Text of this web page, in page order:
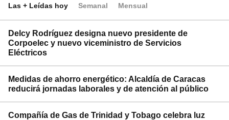
Las + Leídas hoy Semanal Mensual
Delcy Rodríguez designa nuevo presidente de
Corpoelec y nuevo viceministro de Servicios
Eléctricos
Medidas de ahorro energético: Alcaldía de Caracas
reducirá jornadas laborales y de atención al público
Compañía de Gas de Trinidad y Tobago celebra luz